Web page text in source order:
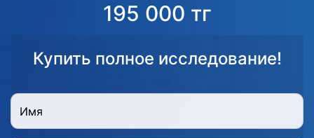
195 000 тг
Купить полное исследование!